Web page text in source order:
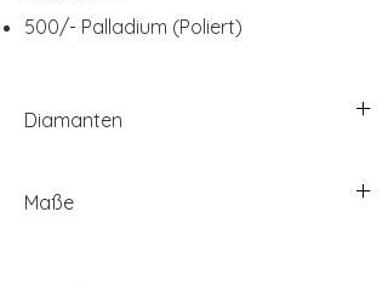
500/- Palladium (Poliert)
Diamanten
Maße